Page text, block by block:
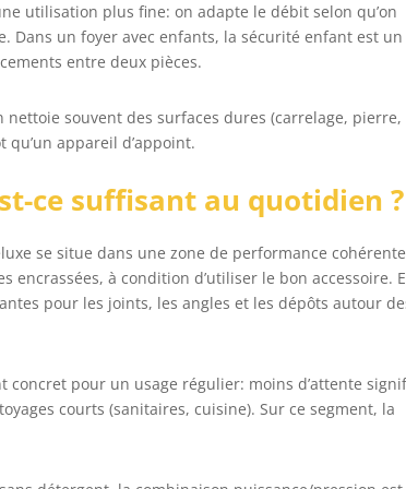
utilisation plus fine: on adapte le débit selon qu’on
Dans un foyer avec enfants, la sécurité enfant est un
entre deux pièces.
nettoie souvent des surfaces dures (carrelage, pierre,
appareil d’appoint.
ce suffisant au quotidien ?
se situe dans une zone de performance cohérente
à condition d’utiliser le bon accessoire.
pour les joints, les angles et les dépôts autour
pour un usage régulier: moins d’attente
courts (sanitaires, cuisine). Sur ce segment, la